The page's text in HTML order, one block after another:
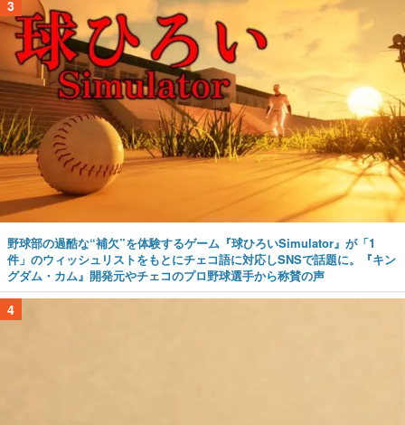
3
野球部の過酷な“補欠”を体験するゲーム『球ひろいSimulator』が「1
件」のウィッシュリストをもとにチェコ語に対応しSNSで話題に。『キン
グダム・カム』開発元やチェコのプロ野球選手から称賛の声
4